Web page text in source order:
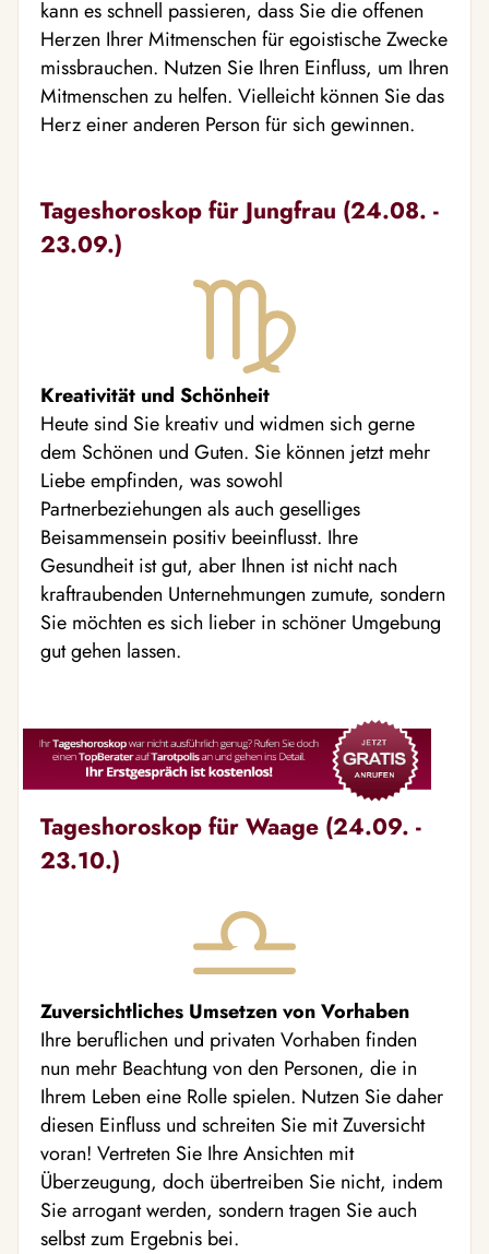
kann es schnell passieren, dass Sie die offenen
Herzen Ihrer Mitmenschen für egoistische Zwecke
missbrauchen. Nutzen Sie Ihren Einfluss, um Ihren
Mitmenschen zu helfen. Vielleicht können Sie das
Herz einer anderen Person für sich gewinnen.
Tageshoroskop für Jungfrau (24.08. -
23.09.)
Kreativität und Schönheit
Heute sind Sie kreativ und widmen sich gerne
dem Schönen und Guten. Sie können jetzt mehr
Liebe empfinden, was sowohl
Partnerbeziehungen als auch geselliges
Beisammensein positiv beeinflusst. Ihre
Gesundheit ist gut, aber Ihnen ist nicht nach
kraftraubenden Unternehmungen zumute, sondern
Sie möchten es sich lieber in schöner Umgebung
gut gehen lassen.
Tageshoroskop für Waage (24.09. -
23.10.)
Zuversichtliches Umsetzen von Vorhaben
Ihre beruflichen und privaten Vorhaben finden
nun mehr Beachtung von den Personen, die in
Ihrem Leben eine Rolle spielen. Nutzen Sie daher
diesen Einfluss und schreiten Sie mit Zuversicht
voran! Vertreten Sie Ihre Ansichten mit
Überzeugung, doch übertreiben Sie nicht, indem
Sie arrogant werden, sondern tragen Sie auch
selbst zum Ergebnis bei.